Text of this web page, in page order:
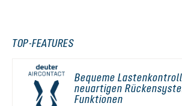
TOP-FEATURES
Bequeme
neuartigen
Funktionen